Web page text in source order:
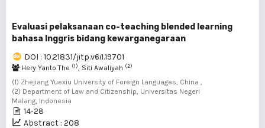
Evaluasi pelaksanaan co-teaching blended learning
bahasa Inggris bidang kewarganegaraan
DOI : 10.21831/jitp.v6i1.19701
Hery Yanto The (1), Siti Awaliyah (2)
(1) Zhejiang Yuexiu University of Foreign Languages, China ,
(2) Department of Law and Citizenship, Universitas Negeri
Malang, Indonesia
14-28
Abstract : 208